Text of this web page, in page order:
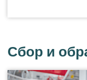
Сбор и